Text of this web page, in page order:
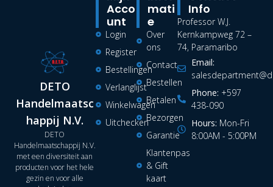
DETO
Handelmaatsc
happij N.V.
DETO
Handelmaatschappij N.V.
met een diversiteit aan
producten voor het hele
gezin en voor alle
Mati
E
Over
ons
Contact
Bestellen
Betalen
Bezorgen
Garantie
Klantenpas
& Gift
kaart
Acco
Unt
Login
Register
Bestellingen
Verlanglijst
Winkelwagen
Uitchecken
Info
Professor W.J.
Kernkampweg 72 –
74, Paramaribo
Email:
Phone: +597
438-090
Hours: Mon-Fri
8:00AM - 5:00PM